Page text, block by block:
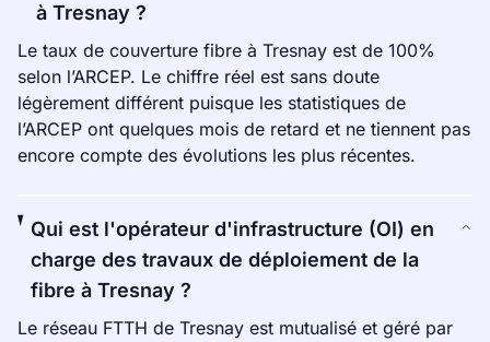
à Tresnay ?
Le taux de couverture fibre à Tresnay est de 100%
selon l’ARCEP. Le chiffre réel est sans doute
légèrement différent puisque les statistiques de
l’ARCEP ont quelques mois de retard et ne tiennent pas
encore compte des évolutions les plus récentes.
Qui est l'opérateur d'infrastructure (OI) en
charge des travaux de déploiement de la
fibre à Tresnay ?
Le réseau FTTH de Tresnay est mutualisé et géré par